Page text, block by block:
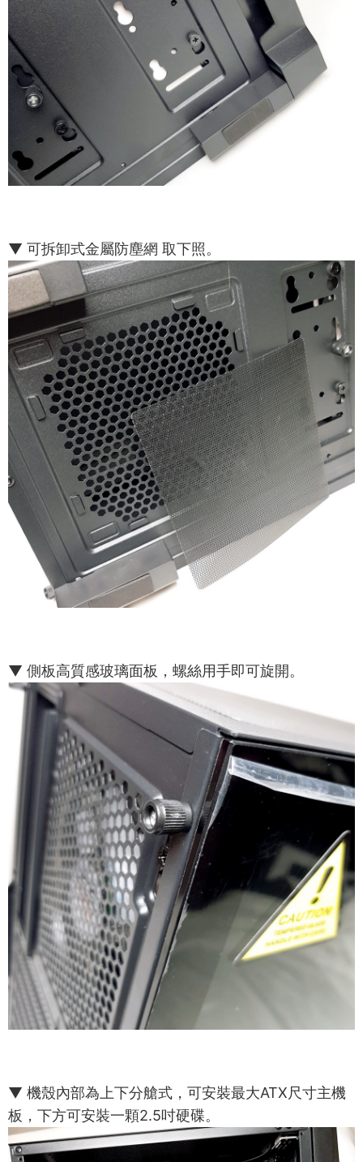
▼ 可拆卸式金屬防塵網 取下照。
▼ 側板高質感玻璃面板，螺絲用手即可旋開。
▼ 機殼內部為上下分艙式，可安裝最大ATX尺寸主機
板，下方可安裝一顆2.5吋硬碟。